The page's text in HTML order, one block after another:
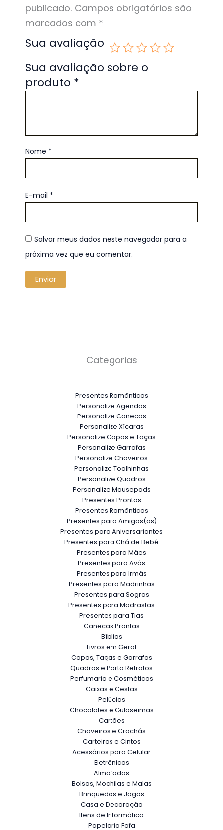
publicado. Campos obrigatórios são
marcados com *
Sua avaliação
Sua avaliação sobre o
produto *
Nome *
E-mail *
Salvar meus dados neste navegador para a
próxima vez que eu comentar.
Categorias
Presentes Românticos
Personalize Agendas
Personalize Canecas
Personalize Xícaras
Personalize Copos e Taças
Personalize Garrafas
Personalize Chaveiros
Personalize Toalhinhas
Personalize Quadros
Personalize Mousepads
Presentes Prontos
Presentes Românticos
Presentes para Amigos(as)
Presentes para Aniversariantes
Presentes para Chá de Bebê
Presentes para Mães
Presentes para Avós
Presentes para Irmãs
Presentes para Madrinhas
Presentes para Sogras
Presentes para Madrastas
Presentes para Tias
Canecas Prontas
Bíblias
Livros em Geral
Copos, Taças e Garrafas
Quadros e Porta Retratos
Perfumaria e Cosméticos
Caixas e Cestas
Pelúcias
Chocolates e Guloseimas
Cartões
Chaveiros e Crachás
Carteiras e Cintos
Acessórios para Celular
Eletrônicos
Almofadas
Bolsas, Mochilas e Malas
Brinquedos e Jogos
Casa e Decoração
Itens de Informática
Papelaria Fofa